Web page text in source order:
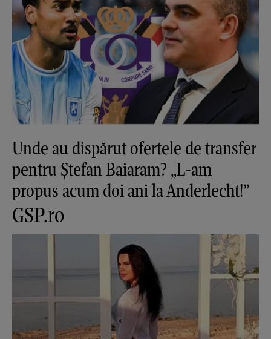
Unde au dispărut ofertele de transfer
pentru Ștefan Baiaram? „L-am
propus acum doi ani la Anderlecht!”
GSP.ro